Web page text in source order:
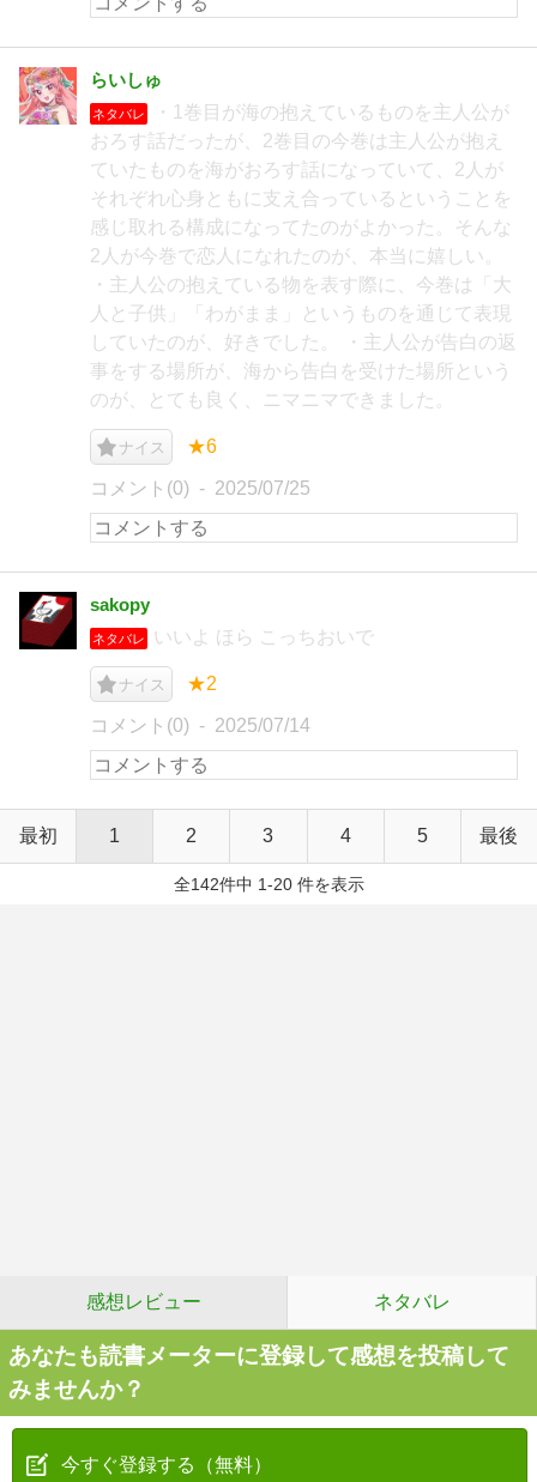
らいしゅ
ネタバレ
・1巻目が海の抱えているものを主人公が
おろす話だったが、2巻目の今巻は主人公が抱え
ていたものを海がおろす話になっていて、2人が
それぞれ心身ともに支え合っているということを
感じ取れる構成になってたのがよかった。そんな
2人が今巻で恋人になれたのが、本当に嬉しい。
・主人公の抱えている物を表す際に、今巻は「大
人と子供」「わがまま」というものを通じて表現
していたのが、好きでした。 ・主人公が告白の返
事をする場所が、海から告白を受けた場所という
のが、とても良く、ニマニマできました。
ナイス ★6
コメント(0) 2025/07/25
sakopy
ネタバレ いいよ ほら こっちおいで
ナイス ★2
コメント(0) 2025/07/14
最初 1 2 3 4 5 最後
全142件中 1-20 件を表示
感想レビュー ネタバレ
あなたも読書メーターに登録して感想を投稿して
みませんか？
今すぐ登録する（無料）